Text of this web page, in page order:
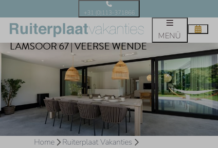
+31 (0)113-371866
MENÜ
LAMSOOR 67 | VEERSE WENDE
Home
Ruiterplaat Vakanties